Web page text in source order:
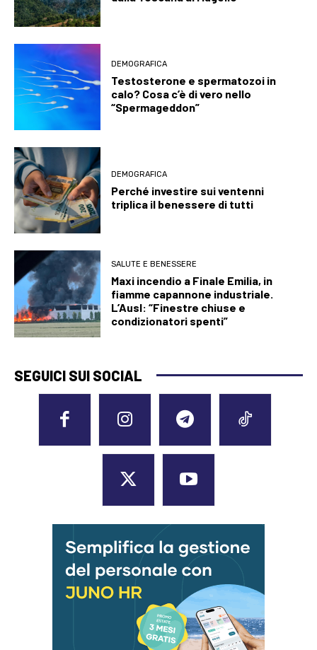
DEMOGRAFICA
Testosterone e spermatozoi in
calo? Cosa c’è di vero nello
“Spermageddon”
DEMOGRAFICA
Perché investire sui ventenni
triplica il benessere di tutti
SALUTE E BENESSERE
Maxi incendio a Finale Emilia, in
fiamme capannone industriale.
L’Ausl: “Finestre chiuse e
condizionatori spenti”
SEGUICI SUI SOCIAL